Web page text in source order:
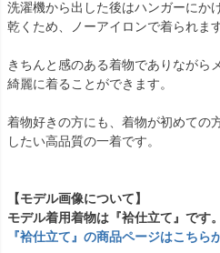
洗濯機から出した後はハンガーにか
乾くため、ノーアイロンで着られます
きちんと感のある着物でありながら
綺麗に着ることができます。
着物好きの方にも、着物が初めての
したい高品質の一着です。
【モデル画像について】
モデル着用着物は『袷仕立て』です。
『袷仕立て』の商品ページはこちら